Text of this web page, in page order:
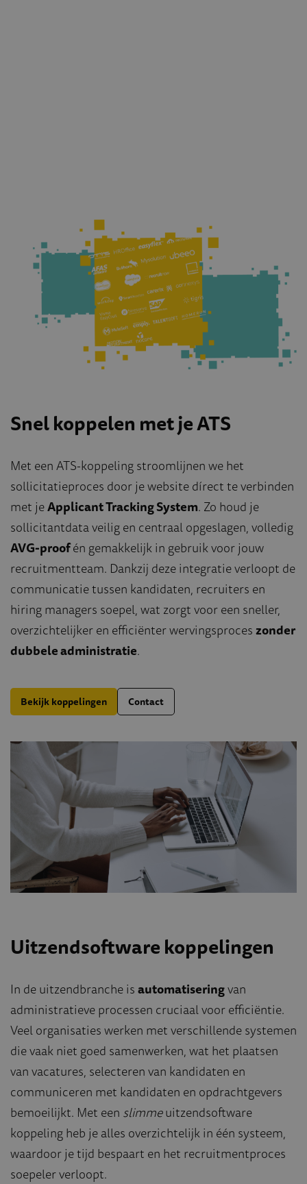
Snel koppelen met je ATS
Met een ATS-koppeling stroomlijnen we het
sollicitatieproces door je website dírect te verbinden
met jeApplicant Tracking System. Zo houd je
sollicitantdata veilig en centraal opgeslagen, volledig
AVG-proofén gemakkelijk in gebruik voor jouw
recruitmentteam. Dankzij deze integratie verloopt de
communicatie tussen kandidaten, recruiters en
hiring managers soepel, wat zorgt voor een sneller,
overzichtelijker en efficiënter wervingsproceszonder
dubbele administratie.
Bekijk koppelingen Contact
Uitzendsoftware koppelingen
In de uitzendbranche isautomatiseringvan
administratieve processen cruciaal voor efficiëntie.
Veel organisaties werken met verschillende systemen
die vaak niet goed samenwerken, wat het plaatsen
van vacatures, selecteren van kandidaten en
communiceren met kandidaten en opdrachtgevers
bemoeilijkt. Met een slimmeuitzendsoftware
koppeling heb je alles overzichtelijk in één systeem,
waardoor je tijd bespaart en het recruitmentproces
soepeler verloopt.